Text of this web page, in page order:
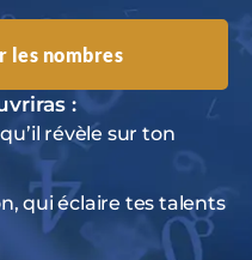
les nombres
:
révèle sur ton
qui éclaire tes talents